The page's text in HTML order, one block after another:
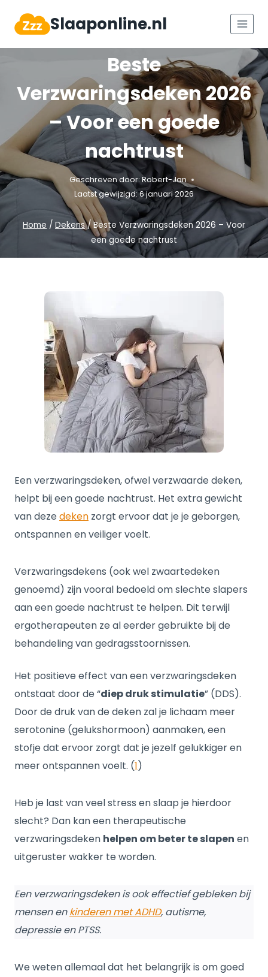
naar
Slaaponline.nl
Beste
Verzwaringsdeken 2026
– Voor een goede
nachtrust
Geschreven door: Robert-Jan
Laatst gewijzigd: 6 januari 2026
Home / Dekens / Beste Verzwaringsdeken 2026 – Voor
een goede nachtrust
Een verzwaringsdeken, ofwel verzwaarde deken,
helpt bij een goede nachtrust. Het extra gewicht
van dezedeken zorgt ervoor dat je je geborgen,
ontspannen en veiliger voelt.
Verzwaringsdekens (ook wel zwaartedeken
genoemd) zijn vooral bedoeld om slechte slapers
aan een goede nachtrust te helpen. Dit terwijl
ergotherapeuten ze al eerder gebruikte bij de
behandeling van gedragsstoornissen.
Het positieve effect van een verzwaringsdeken
ontstaat door de “diep druk stimulatie” (DDS).
Door de druk van de deken zal je lichaam meer
serotonine (gelukshormoon) aanmaken, een
stofje dat ervoor zorgt dat je jezelf gelukkiger en
meer ontspannen voelt. (1)
Heb je last van veel stress en slaap je hierdoor
slecht? Dan kan een therapeutische
verzwaringsdeken helpen om beter te slapen en
uitgeruster wakker te worden.
Een verzwaringsdeken is ook effectief gebleken bij
mensen enkinderen met ADHD, autisme,
depressie en PTSS.
We weten allemaal dat het belangrijk is om goed